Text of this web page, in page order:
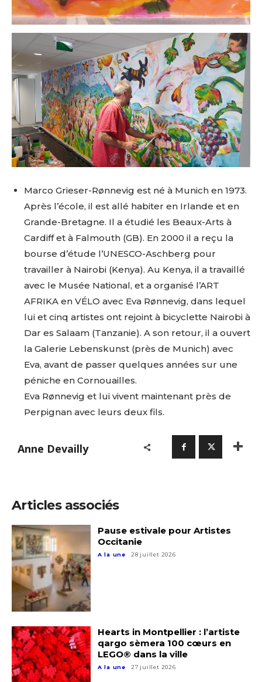
Adresse email*
Nom
Prénom
Statut / Organisation
* Champ obligatoire
Adresse email*
Nom
Prénom
Statut / Organisation
J'accepte lestermes et conditions
* Champ obligatoire
Marco Grieser-Rønnevig est né à Munich en 1973.
Après l’école, il est allé habiter en Irlande et en
Grande-Bretagne. Il a étudié les Beaux-Arts à
Cardiff et à Falmouth (GB). En 2000 il a reçu la
bourse d’étude l’UNESCO-Aschberg pour
travailler à Nairobi (Kenya). Au Kenya, il a travaillé
avec le Musée National, et a organisé l’ART
AFRIKA en VÉLO avec Eva Rønnevig, dans lequel
lui et cinq artistes ont rejoint à bicyclette Nairobi à
Dar es Salaam (Tanzanie). A son retour, il a ouvert
la Galerie Lebenskunst (près de Munich) avec
Eva, avant de passer quelques années sur une
péniche en Cornouailles.
Eva Rønnevig et lui vivent maintenant près de
Perpignan avec leurs deux fils.
Anne Devailly
Articles associés
Pause estivale pour Artistes
Occitanie
A la une 28 juillet 2026
Hearts in Montpellier : l’artiste
qargo sèmera 100 cœurs en
LEGO® dans la ville
A la une 27 juillet 2026